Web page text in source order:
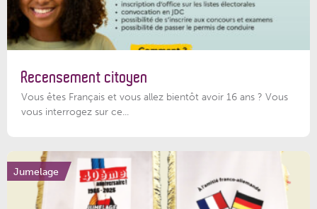
Recensement citoyen
Vous êtes Français et vous allez bientôt avoir 16 ans ? Vous
vous interrogez sur ce...
Jumelage